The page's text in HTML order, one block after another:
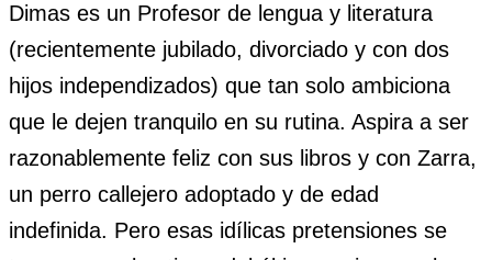
Dimas es un Profesor de lengua y literatura
(recientemente jubilado, divorciado y con dos
hijos independizados) que tan solo ambiciona
que le dejen tranquilo en su rutina. Aspira a ser
razonablemente feliz con sus libros y con Zarra,
un perro callejero adoptado y de edad
indefinida. Pero esas idílicas pretensiones se